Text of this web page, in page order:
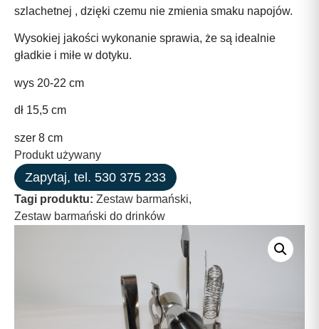
szlachetnej , dzięki czemu nie zmienia smaku napojów.
Wysokiej jakości wykonanie sprawia, że są idealnie
gładkie i miłe w dotyku.
wys 20-22 cm
dł 15,5 cm
szer 8 cm
Produkt używany
Zapytaj, tel. 530 375 233
Tagi produktu: Zestaw barmański,
Zestaw barmański do drinków